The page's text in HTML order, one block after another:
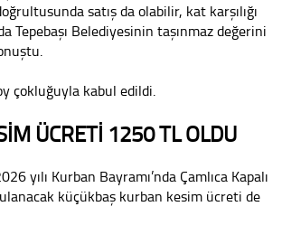
satış da olabilir, kat karşılığı
Tepebaşı Belediyesinin taşınmaz değerini
çokluğuyla kabul edildi.
ÜCRETİ 1250 TL OLDU
yılı Kurban Bayramı’nda Çamlıca Kapalı
küçükbaş kurban kesim ücreti de